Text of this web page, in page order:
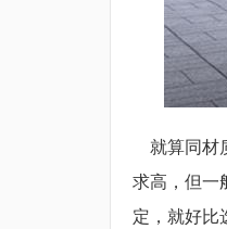
就算同材
求高，但一
定，就好比